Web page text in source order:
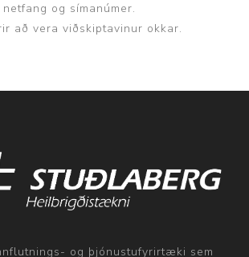
netfang og símanúmer.
að vera viðskiptavinur okkar.
og þjónustufyrirtæki sem